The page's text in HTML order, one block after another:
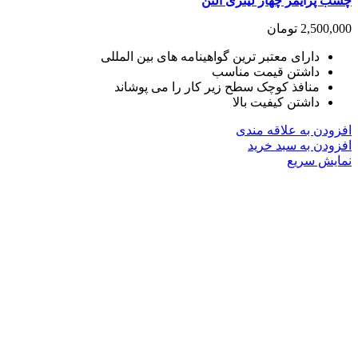
2,500,000 تومان
دارای معتبر ترین گواهینامه های بین المللی
داشتن قیمت مناسب
منافذ کوچک سطح زیر کار را می پوشاند
داشتن کیفیت بالا
افزودن به علاقه مندی
افزودن به سبد خرید
نمایش سریع